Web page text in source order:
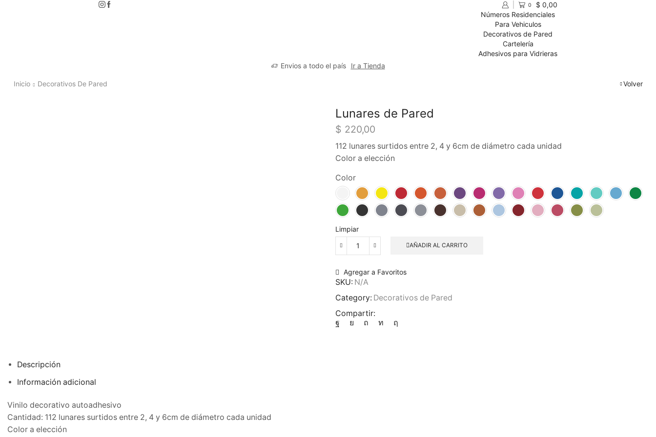
0 $ 0,00
Números Residenciales
Para Vehiculos
Decorativos de Pared
Cartelería
Adhesivos para Vidrieras
Envios a todo el país
Ir a Tienda
Inicio Decorativos De Pared Volver
Lunares de Pared
$ 220,00
112 lunares surtidos entre 2, 4 y 6cm de diámetro cada unidad
Color a elección
Color
Limpiar
Lunares
Pared
cantidad
AÑADIR AL CARRITO
Agregar a Favoritos
SKU: N/A
Category: Decorativos de Pared
Compartir:
Descripción
Información adicional
Vinilo decorativo autoadhesivo
Cantidad: 112 lunares surtidos entre 2, 4 y 6cm de diámetro cada unidad
Color a elección